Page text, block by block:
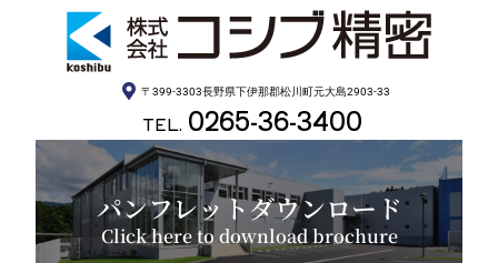
〒399-3303長野県下伊那郡松川町元大島2903-33
TEL. 0265-36-3400
パンフレットダウンロード
Click here to download brochure